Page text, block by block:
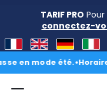
TARIF PRO
connectez-
mode été.•Horaires